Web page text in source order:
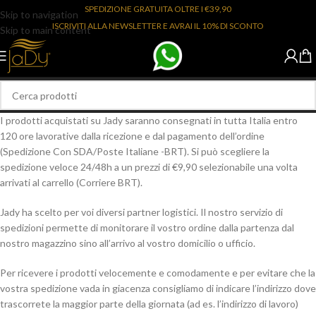
Skip to navigation
Skip to main content
SPEDIZIONE GRATUITA OLTRE I €39,90
ISCRIVITI ALLA NEWSLETTER E AVRAI IL 10% DI SCONTO
I prodotti acquistati su Jady saranno consegnati in tutta Italia entro
120 ore lavorative dalla ricezione e dal pagamento dell’ordine
(Spedizione Con SDA/Poste Italiane -BRT). Si può scegliere la
spedizione veloce 24/48h a un prezzi di €9,90 selezionabile una volta
arrivati al carrello (Corriere BRT).
Jady ha scelto per voi diversi partner logistici. Il nostro servizio di
spedizioni permette di monitorare il vostro ordine dalla partenza dal
nostro magazzino sino all’arrivo al vostro domicilio o ufficio.
Per ricevere i prodotti velocemente e comodamente e per evitare che la
vostra spedizione vada in giacenza consigliamo di indicare l’indirizzo dove
trascorrete la maggior parte della giornata (ad es. l’indirizzo di lavoro)